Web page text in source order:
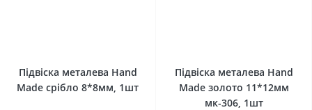
Підвіска металева Hand
Made срібло 8*8мм, 1шт
Підвіска металева Hand
Made золото 11*12мм
мк-306, 1шт